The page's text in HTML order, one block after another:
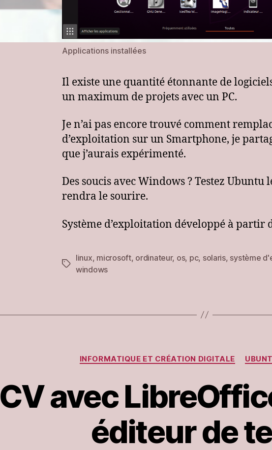
Applications installées
Il existe une quantité étonnante de
un maximum de projets avec un PC.
Je n’ai pas encore trouvé comment
d’exploitation sur un Smartphone, je
que j’aurais expérimenté.
Des soucis avec Windows ? Testez Ubuntu
rendra le sourire.
Système d’exploitation développé à partir
Étiquettes
linux, microsoft, ordinateur, os, pc, solaris, système
windows
Catégories
INFORMATIQUE ET CRÉATION DIGITALE
CV avec
éditeur de